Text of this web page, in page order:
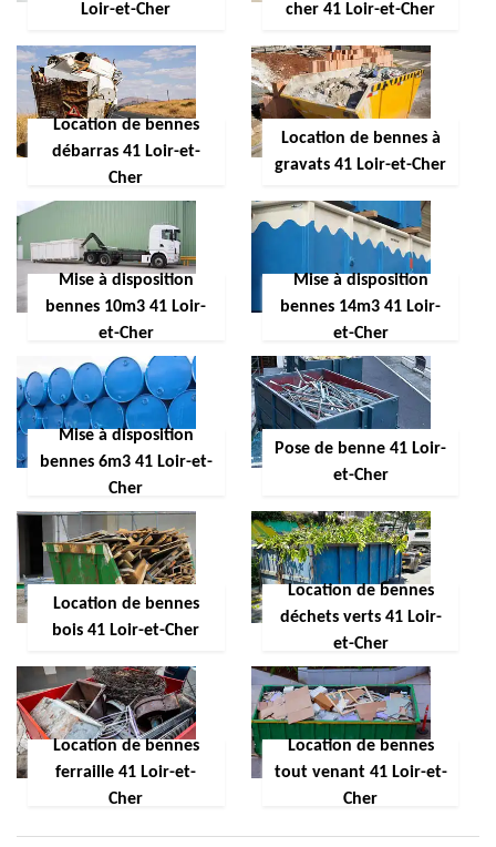
Loir-et-Cher
cher 41 Loir-et-Cher
Location de bennes
débarras 41 Loir-et-
Cher
Location de bennes à
gravats 41 Loir-et-Cher
Mise à disposition
bennes 10m3 41 Loir-
et-Cher
Mise à disposition
bennes 14m3 41 Loir-
et-Cher
Mise à disposition
bennes 6m3 41 Loir-et-
Cher
Pose de benne 41 Loir-
et-Cher
Location de bennes
bois 41 Loir-et-Cher
Location de bennes
déchets verts 41 Loir-
et-Cher
Location de bennes
ferraille 41 Loir-et-
Cher
Location de bennes
tout venant 41 Loir-et-
Cher